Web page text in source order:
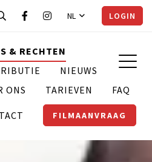
NL LOGIN
& RECHTEN
NIEUWS
ONS
TARIEVEN FAQ
FILMAANVRAAG